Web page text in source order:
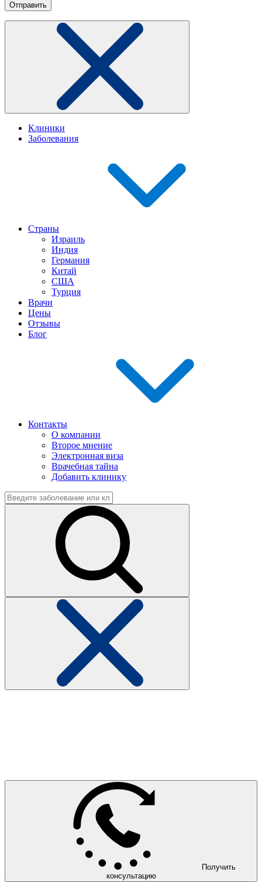
Клиники
Заболевания
Страны
Израиль
Индия
Германия
Китай
США
Турция
Врачи
Цены
Отзывы
Блог
Контакты
О компании
Второе мнение
Электронная виза
Врачебная тайна
Добавить клинику
Получить
консультацию